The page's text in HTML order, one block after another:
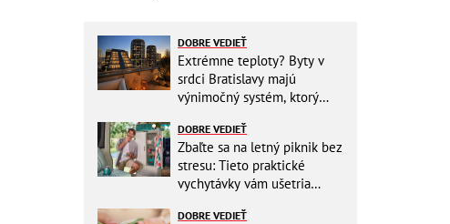
DOBRE VEDIEŤ
Extrémne teploty? Byty v
srdci Bratislavy majú
výnimočný systém, ktorý
DOBRE VEDIEŤ
Zbaľte sa na letný piknik bez
stresu: Tieto praktické
vychytávky vám ušetria
DOBRE VEDIEŤ